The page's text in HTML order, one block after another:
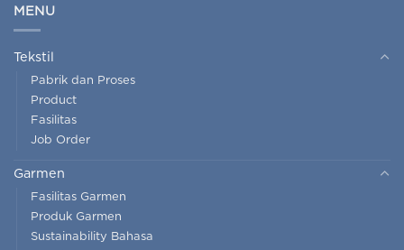
MENU
Tekstil
Pabrik dan Proses
Product
Fasilitas
Job Order
Garmen
Fasilitas Garmen
Produk Garmen
Sustainability Bahasa